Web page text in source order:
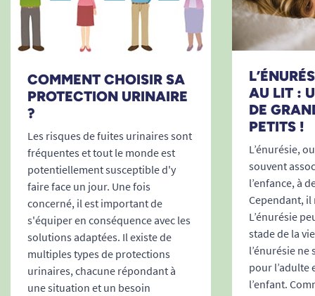
COMMENT CHOISIR SA
PROTECTION URINAIRE
?
Les risques de fuites urinaires sont
fréquentes et tout le monde est
potentiellement susceptible d'y
faire face un jour. Une fois
concerné, il est important de
s'équiper en conséquence avec les
solutions adaptées. Il existe de
multiples types de protections
urinaires, chacune répondant à
une situation et un besoin
AU LIT :
DE
PETITS !
L’énurésie,
souvent
l’enfance, à
Cependant, il
L’énurésie
stade de la
l’énurésie ne
pour l’adulte
l’enfant.